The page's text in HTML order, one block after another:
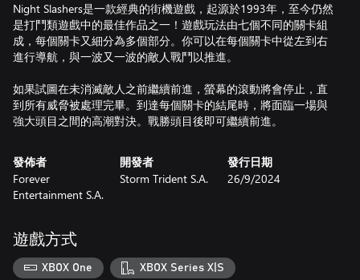
Night Slashers是一款經典的街機遊戲，起源於1993年，至今仍然
是打鬥類遊戲中的最佳作品之一！遊戲玩法由七個不同的關卡組
成，每個關卡又細分為多個部分。你可以在每個關卡中從左到右
進行導航，與一波又一波的敵人戰鬥以推進。
如果試圖在未消滅敵人之前繼續前進，螢幕的滾動將會停止，直
到所有威脅被處理完畢。到達每個關卡的結尾時，將面臨一場與
發佈者
Forever
Entertainment S.A.
開發者
Storm Trident S.A.
發行日期
26/9/2024
遊戲方式
XBOX One XBOX Series X|S